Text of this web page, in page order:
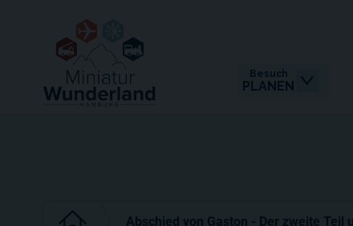
Besuch
PLANEN
Abschied von Gaston - Der zweite Teil